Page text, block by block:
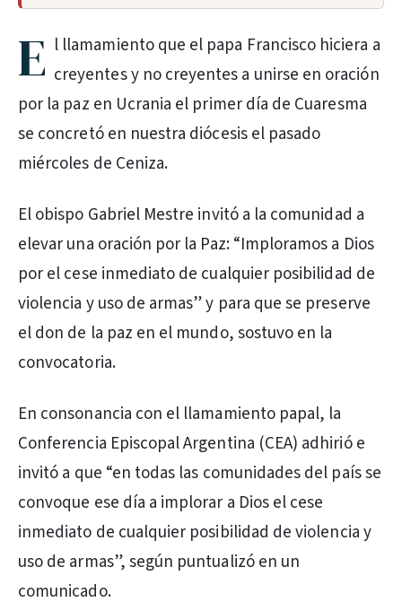
E l llamamiento que el papa Francisco hiciera a
creyentes y no creyentes a unirse en oración
por la paz en Ucrania el primer día de Cuaresma
se concretó en nuestra diócesis el pasado
miércoles de Ceniza.
El obispo Gabriel Mestre invitó a la comunidad a
elevar una oración por la Paz: “Imploramos a Dios
por el cese inmediato de cualquier posibilidad de
violencia y uso de armas” y para que se preserve
el don de la paz en el mundo, sostuvo en la
convocatoria.
En consonancia con el llamamiento papal, la
Conferencia Episcopal Argentina (CEA) adhirió e
invitó a que “en todas las comunidades del país se
convoque ese día a implorar a Dios el cese
inmediato de cualquier posibilidad de violencia y
uso de armas”, según puntualizó en un
comunicado.